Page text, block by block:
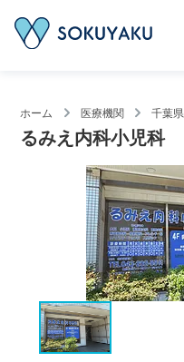
ホーム 医療機関 千葉県
るみえ内科小児科